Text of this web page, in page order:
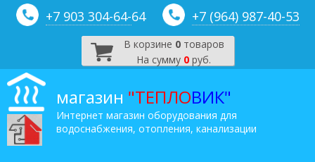
+7 903 304-64-64 +7 (964) 987-40-53
В корзине 0товаров
На сумму 0 руб.
магазин "ТЕПЛОВИК"
Интернет магазин оборудования для
водоснабжения, отопления, канализации